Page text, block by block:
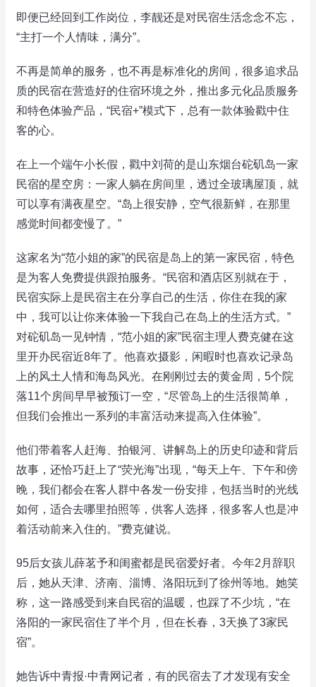
即便已经回到工作岗位，李靓还是对民宿生活念念不忘，
“主打一个人情味，满分”。
不再是简单的服务，也不再是标准化的房间，很多追求品
质的民宿在营造好的住宿环境之外，推出多元化品质服务
和特色体验产品，“民宿+”模式下，总有一款体验戳中住
客的心。
在上一个端午小长假，戳中刘荷的是山东烟台砣矶岛一家
民宿的星空房：一家人躺在房间里，透过全玻璃屋顶，就
可以享有满夜星空。“岛上很安静，空气很新鲜，在那里
感觉时间都变慢了。”
这家名为“范小姐的家”的民宿是岛上的第一家民宿，特色
是为客人免费提供跟拍服务。“民宿和酒店区别就在于，
民宿实际上是民宿主在分享自己的生活，你住在我的家
中，我可以让你来体验一下我自己在岛上的生活方式。”
对砣矶岛一见钟情，“范小姐的家”民宿主理人费克健在这
里开办民宿近8年了。他喜欢摄影，闲暇时也喜欢记录岛
上的风土人情和海岛风光。在刚刚过去的黄金周，5个院
落11个房间早早被预订一空，“尽管岛上的生活很简单，
但我们会推出一系列的丰富活动来提高入住体验”。
他们带着客人赶海、拍银河、讲解岛上的历史印迹和背后
故事，还恰巧赶上了“荧光海”出现，“每天上午、下午和傍
晚，我们都会在客人群中各发一份安排，包括当时的光线
如何，适合去哪里拍照等，供客人选择，很多客人也是冲
着活动前来入住的。”费克健说。
95后女孩儿薛茗予和闺蜜都是民宿爱好者。今年2月辞职
后，她从天津、济南、淄博、洛阳玩到了徐州等地。她笑
称，这一路感受到来自民宿的温暖，也踩了不少坑，“在
洛阳的一家民宿住了半个月，但在长春，3天换了3家民
宿”。
她告诉中青报·中青网记者，有的民宿去了才发现有安全